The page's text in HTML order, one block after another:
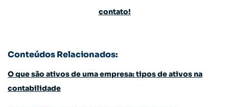
contato!
Conteúdos Relacionados:
O que são ativos de uma empresa: tipos de ativos na
contabilidade